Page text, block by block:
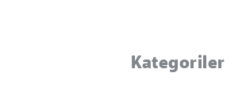
Kategoriler